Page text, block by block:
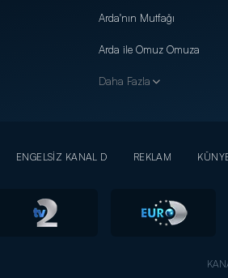
Arda'nın Mutfağı
Arda ile Omuz Omuza
Daha Fazla
ENGELSİZ KANAL D REKLAM